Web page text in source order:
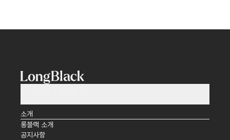
소개
롱블랙 소개
공지사항